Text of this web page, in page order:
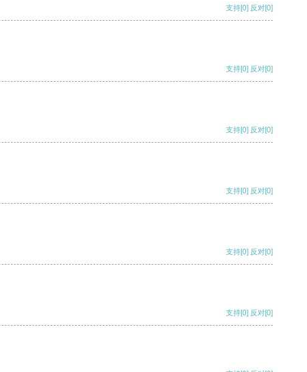
支持[0] 反对[0]
支持[0] 反对[0]
支持[0] 反对[0]
支持[0] 反对[0]
支持[0] 反对[0]
支持[0] 反对[0]